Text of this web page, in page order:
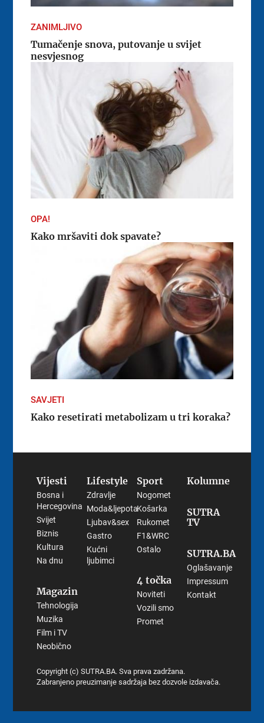
ZANIMLJIVO
Tumačenje snova, putovanje u svijet
nesvjesnog
OPA!
Kako mršaviti dok spavate?
SAVJETI
Kako resetirati metabolizam u tri koraka?
Vijesti
Bosna i
Hercegovina
Svijet
Biznis
Kultura
Na dnu
Magazin
Tehnologija
Muzika
Film i TV
Neobično
Lifestyle
Zdravlje
Moda&ljepota
Ljubav&sex
Gastro
Kućni
ljubimci
Sport
Nogomet
Košarka
Rukomet
F1&WRC
Ostalo
4 točka
Noviteti
Vozili smo
Promet
Kolumne
SUTRA
TV
SUTRA.BA
Oglašavanje
Impressum
Kontakt
Copyright (c) SUTRA.BA. Sva prava zadržana.
Zabranjeno preuzimanje sadržaja bez dozvole izdavača.